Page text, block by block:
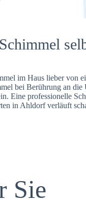
im Haus lieber von
bei Berührung an
Eine professionelle
in Ahldorf verläuft
Sie